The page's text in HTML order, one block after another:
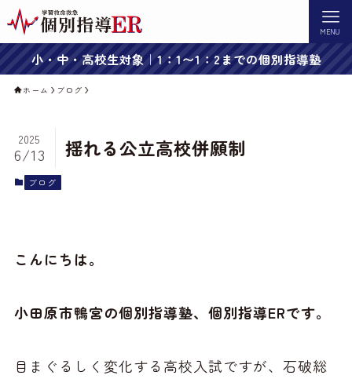
MENU
小・中・高校生対象｜1：1〜1：2までの個別指導塾
ホーム ブログ
揺れる公立高校併願制
2025
6/13
ブログ
こんにちは。
小田原市鴨宮の個別指導塾、個別指導ERです。
目まぐるしく変化する高校入試ですが、石破総